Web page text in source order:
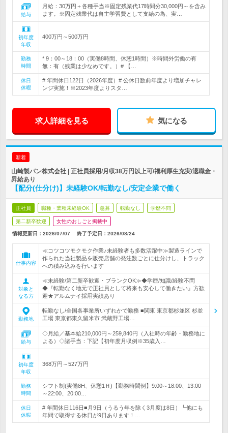
給与
月給：30万円＋各種手当※固定残業代17時間分30,000円～を含み
ます。※固定残業代は自主学習費として支給の為、実…
初年度
年収
400万円～500万円
勤務
時間
* 9：00～18：00（実働8時間、休憩1時間）※時間外労働の有
無：有（残業は少なめです。）# 【…
休日
休暇
# 年間休日122日（2026年度）# 公休日数前年度より増加チャレ
ンジ実施！※2023年度よりスタ…
求人詳細を見る 気になる
新着
山崎製パン株式会社 | 正社員採用/月収38万円以上可/福利厚生充実/退職金・
昇給あり
【配分(仕分け)】未経験OK/転勤なし/安定企業で働く
正社員 職種・業種未経験OK 急募 転勤なし 学歴不問
第二新卒歓迎 女性のおしごと掲載中
情報更新日：2026/07/07 終了予定日： 2026/08/24
仕事内容
≪コツコツモクモク作業♪未経験者も多数活躍中≫製造ラインで
作られた当社製品を販売店舗の発注数ごとに仕分けし、トラック
への積み込みを行います
対象と
なる方
≪未経験/第二新卒歓迎・ブランクOK≫◆学歴/知識/経験不問
◆『転勤なく地元で正社員として将来も安心して働きたい』方歓
迎★アルムナイ採用実績あり
勤務地
転勤なし/全国各事業所いずれかで勤務 ■関東 東京都杉並区 杉並
工場 東京都東久留米市 武蔵野工場…
給与
◇月給／基本給210,000円～259,840円（入社時の年齢・勤務地に
よる）◇諸手当：下記【初年度月収例※35歳入…
初年度
年収
368万円～527万円
勤務
時間
シフト制(実働8H、休憩1Ｈ)【勤務時間例】9:00～18:00、13:00
～22:00、20:00…
休日
休暇
# 年間休日116日■月9日（うるう年を除く3月度は8日）┗他にも
年間で取得する休日が9日あります！…